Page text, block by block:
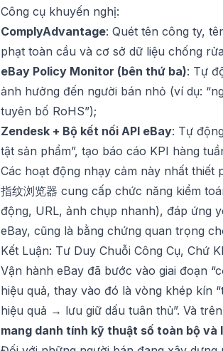
Công cụ khuyến nghị:
ComplyAdvantage: Quét tên công ty,
phạt toàn cầu và cơ sở dữ liệu chống
eBay Policy Monitor (bên thứ ba): Tự
ảnh hưởng đến người bán nhỏ (ví dụ:
tuyên bố RoHS”);
Zendesk + Bộ kết nối API eBay: Tự
tật sản phẩm”, tạo báo cáo KPI hàng
Các hoạt động nhạy cảm này nhất thiết
指纹浏览器 cung cấp chức năng kiểm
động, URL, ảnh chụp nhanh), đáp ứng
eBay, cũng là bằng chứng quan trọng
Kết Luận: Tư Duy Chuỗi Công Cụ, Chứ
Vận hành eBay đã bước vào giai đoạn
hiệu quả, thay vào đó là vòng khép
hiệu quả → lưu giữ dấu tuân thủ”. Và
mang danh tính kỹ thuật số toàn bộ